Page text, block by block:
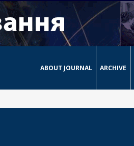
ABOUT JOURNAL ARCHIVE